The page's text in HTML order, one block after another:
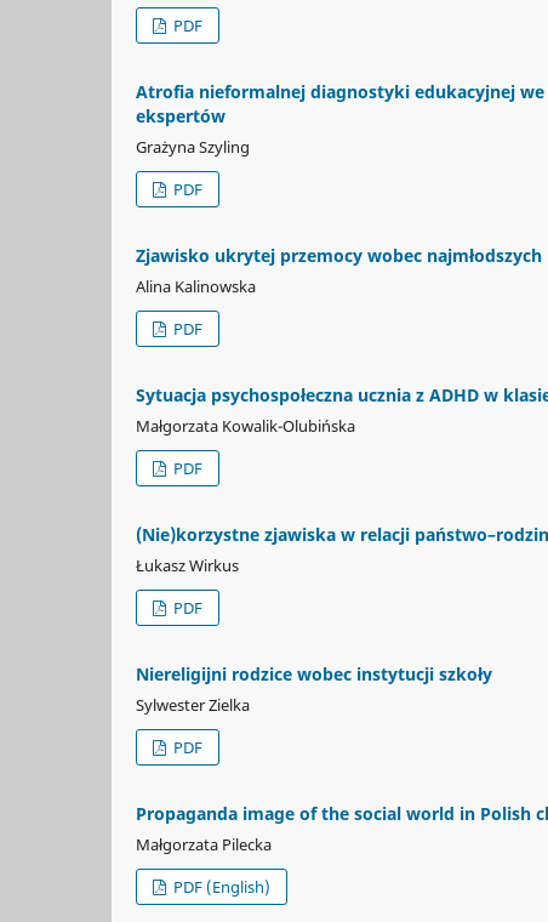
PDF
Atrofia nieformalnej diagnostyki edukacyjnej we
ekspertów
Grażyna Szyling
PDF
Zjawisko ukrytej przemocy wobec
Alina Kalinowska
PDF
Sytuacja psychospołeczna ucznia z ADHD w
Małgorzata Kowalik-Olubińska
PDF
(Nie)korzystne zjawiska w relacji
Łukasz Wirkus
PDF
Niereligijni rodzice wobec instytucji szkoły
Sylwester Zielka
PDF
Propaganda image of the social world in Polish
Małgorzata Pilecka
PDF (English)